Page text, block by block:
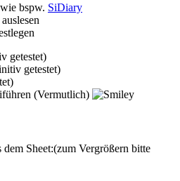
bspw. SiDiary
getestet)
getestet)
(Vermutlich)
dem Sheet:(zum Vergrößern bitte